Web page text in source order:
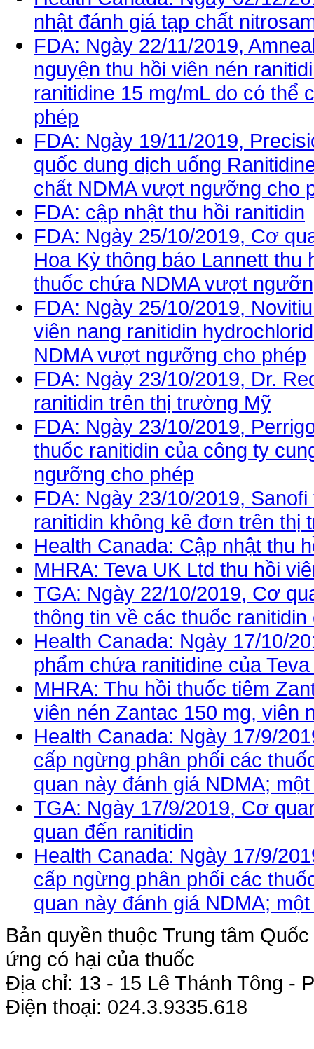
nhật đánh giá tạp chất
FDA: Ngày 22/11/2019,
nguyện thu hồi viên nén
ranitidine 15 mg/mL do có
phép
FDA: Ngày 19/11/2019,
quốc dung dịch uống
chất NDMA vượt ngưỡng cho
FDA: cập nhật thu hồi ranitidin
FDA: Ngày 25/10/2019, Cơ
Hoa Kỳ thông báo Lannett thu
thuốc chứa NDMA vượt
FDA: Ngày 25/10/2019,
viên nang ranitidin
NDMA vượt ngưỡng cho phép
FDA: Ngày 23/10/2019, Dr.
ranitidin trên thị trường Mỹ
FDA: Ngày 23/10/2019,
thuốc ranitidin của công ty
ngưỡng cho phép
FDA: Ngày 23/10/2019,
ranitidin không kê đơn trên thị
Health Canada: Cập nhật thu
MHRA: Teva UK Ltd thu hồi
TGA: Ngày 22/10/2019, Cơ
thông tin về các thuốc
Health Canada: Ngày 17/10/
phẩm chứa ranitidine của
MHRA: Thu hồi thuốc tiêm
viên nén Zantac 150 mg, viên
Health Canada: Ngày 17/9/
cấp ngừng phân phối các
quan này đánh giá NDMA;
TGA: Ngày 17/9/2019, Cơ
quan đến ranitidin
Health Canada: Ngày 17/9/
cấp ngừng phân phối các
quan này đánh giá NDMA;
Bản quyền thuộc Trung tâm
ứng có hại của thuốc
Địa chỉ: 13 - 15 Lê Thánh Tông -
Điện thoại: 024.3.9335.618